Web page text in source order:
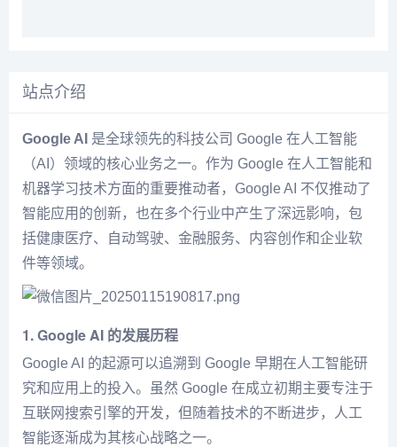
站点介绍
Google AI 是全球领先的科技公司 Google 在人工智能
（AI）领域的核心业务之一。作为 Google 在人工智能和
机器学习技术方面的重要推动者，Google AI 不仅推动了
智能应用的创新，也在多个行业中产生了深远影响，包
括健康医疗、自动驾驶、金融服务、内容创作和企业软
件等领域。
1.Google AI 的发展历程
Google AI 的起源可以追溯到 Google 早期在人工智能研
究和应用上的投入。虽然 Google 在成立初期主要专注于
互联网搜索引擎的开发，但随着技术的不断进步，人工
智能逐渐成为其核心战略之一。